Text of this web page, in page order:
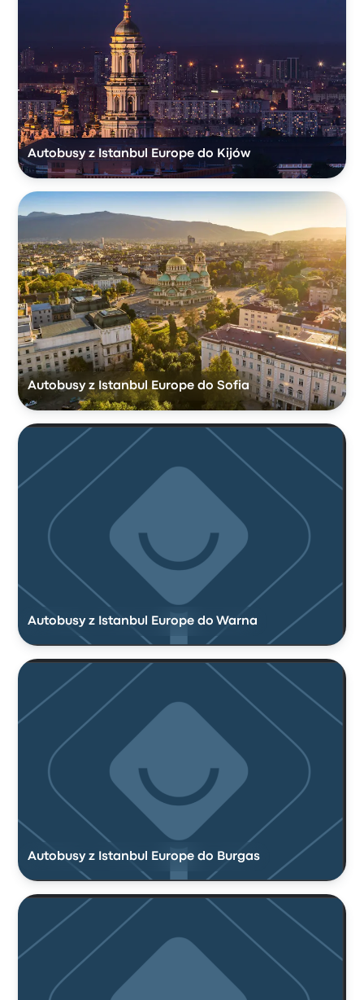
Autobusy z Istanbul Europe do Kijów
Autobusy z Istanbul Europe do Sofia
Autobusy z Istanbul Europe do Warna
Autobusy z Istanbul Europe do Burgas